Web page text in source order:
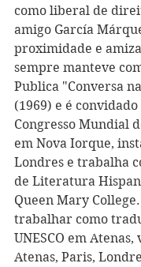
como liberal de
amigo García
proximidade e
sempre manteve
Publica "Conversa
(1969) e é
Congresso Mundial
em Nova Iorque,
Londres e trabalha
de Literatura
Queen Mary
trabalhar como
UNESCO em
Atenas, Paris,